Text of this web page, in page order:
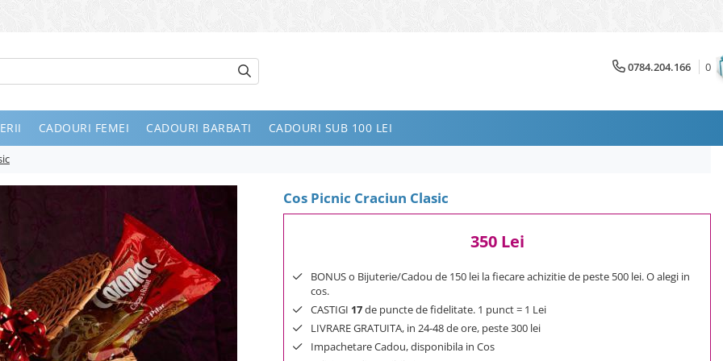
0784.204.166 0
CADOURI FEMEI CADOURI BARBATI CADOURI SUB 100 LEI
Cos Picnic Craciun Clasic
350 Lei
BONUS o Bijuterie/Cadou de 150 lei la fiecare achizitie de peste 500 lei. O alegi in
cos.
CASTIGI 17de puncte de fidelitate. 1 punct = 1 Lei
LIVRARE GRATUITA, in 24-48 de ore, peste 300 lei
Impachetare Cadou, disponibila in Cos